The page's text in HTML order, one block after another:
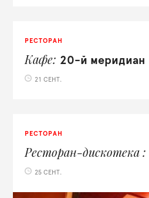
РЕСТОРАН
Кафе 20-й меридиан
21 СЕНТ.
РЕСТОРАН
Ресторан-дискотека
25 СЕНТ.